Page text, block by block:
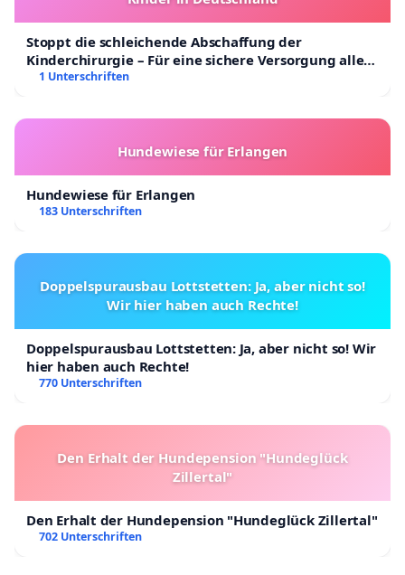
Stoppt die schleichende Abschaffung der
Kinderchirurgie – Für eine sichere Versorgung aller
Kinder in Deutschland
1 Unterschriften
Hundewiese für Erlangen
Hundewiese für Erlangen
183 Unterschriften
Doppelspurausbau Lottstetten: Ja, aber nicht so!
Wir hier haben auch Rechte!
Doppelspurausbau Lottstetten: Ja, aber nicht so! Wir
hier haben auch Rechte!
770 Unterschriften
Den Erhalt der Hundepension "Hundeglück
Zillertal"
Den Erhalt der Hundepension "Hundeglück Zillertal"
702 Unterschriften